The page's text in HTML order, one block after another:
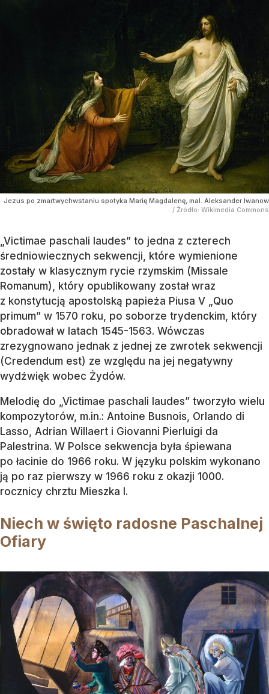
Jezus po zmartwychwstaniu spotyka Marię Magdalenę, mal. Aleksander Iwanow
/ Źródło: Wikimedia Commons
„Victimae paschali laudes” to jedna z czterech
średniowiecznych sekwencji, które wymienione
zostały w klasycznym rycie rzymskim (Missale
Romanum), który opublikowany został wraz
z konstytucją apostolską papieża Piusa V „Quo
primum” w 1570 roku, po soborze trydenckim, który
obradował w latach 1545-1563. Wówczas
zrezygnowano jednak z jednej ze zwrotek sekwencji
(Credendum est) ze względu na jej negatywny
wydźwięk wobec Żydów.
Melodię do „Victimae paschali laudes” tworzyło wielu
kompozytorów, m.in.: Antoine Busnois, Orlando di
Lasso, Adrian Willaert i Giovanni Pierluigi da
Palestrina. W Polsce sekwencja była śpiewana
po łacinie do 1966 roku. W języku polskim wykonano
ją po raz pierwszy w 1966 roku z okazji 1000.
rocznicy chrztu Mieszka I.
Niech w święto radosne Paschalnej
Ofiary